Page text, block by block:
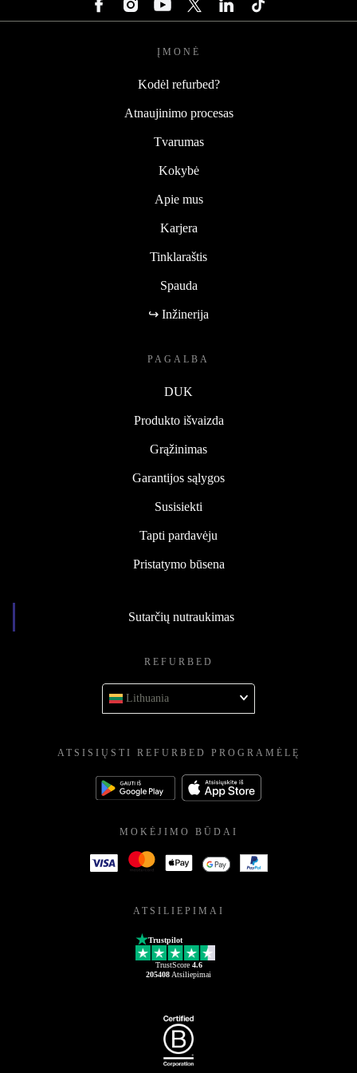
ĮMONĖ
Kodėl refurbed?
Atnaujinimo procesas
Tvarumas
Kokybė
Apie mus
Karjera
Tinklaraštis
Spauda
↪ Inžinerija
PAGALBA
DUK
Produkto išvaizda
Grąžinimas
Garantijos sąlygos
Susisiekti
Tapti pardavėju
Pristatymo būsena
Sutarčių nutraukimas
REFURBED
Lithuania
ATSISIŲSTI REFURBED PROGRAMĖLĘ
MOKĖJIMO BŪDAI
ATSILIEPIMAI
Trustpilot
TrustScore 4.6
205408 Atsiliepimai